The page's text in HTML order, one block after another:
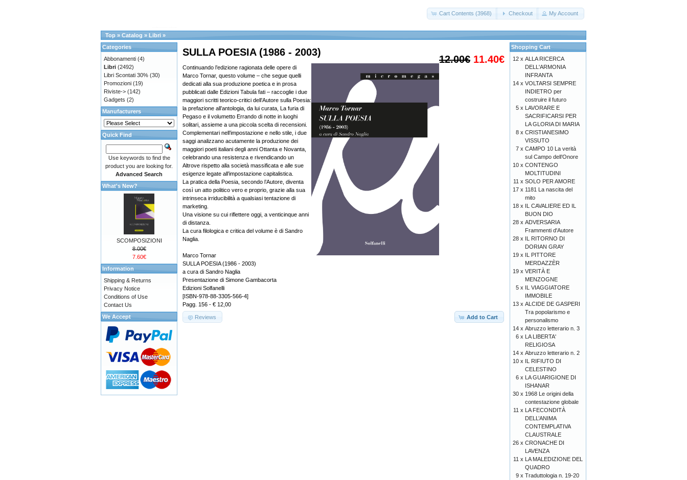
Cart Contents (3968) Checkout My Account
Top » Catalog » Libri »
12.00€ 11.40€
SULLA POESIA (1986 - 2003)
Continuando l’edizione ragionata delle opere di
Marco Tornar, questo volume – che segue quelli
dedicati alla sua produzione poetica e in prosa
pubblicati dalle Edizioni Tabula fati – raccoglie i due
maggiori scritti teorico-critici dell’Autore sulla Poesia:
la prefazione all’antologia, da lui curata, La furia di
Pegaso e il volumetto Errando di notte in luoghi
solitari, assieme a una piccola scelta di recensioni.
Complementari nell’impostazione e nello stile, i due
saggi analizzano acutamente la produzione dei
maggiori poeti italiani degli anni Ottanta e Novanta,
celebrando una resistenza e rivendicando un
Altrove rispetto alla società massificata e alle sue
esigenze legate all’impostazione capitalistica.
La pratica della Poesia, secondo l’Autore, diventa
così un atto politico vero e proprio, grazie alla sua
intrinseca irriducibilità a qualsiasi tentazione di
marketing.
Una visione su cui riflettere oggi, a venticinque anni
di distanza.
La cura filologica e critica del volume è di Sandro
Naglia.
Marco Tornar
SULLA POESIA (1986 - 2003)
a cura di Sandro Naglia
Presentazione di Simone Gambacorta
Edizioni Solfanelli
[ISBN-978-88-3305-566-4]
Pagg. 156 - € 12,00
Add to Cart
Reviews
Categories
Abbonamenti (4)
Libri (2492)
Libri Scontati 30% (30)
Promozioni (19)
Riviste-> (142)
Gadgets (2)
Manufacturers
Quick Find
Use keywords to find the
product you are looking for.
Advanced Search
What's New?
SCOMPOSIZIONI
8.00€
7.60€
Information
Shipping & Returns
Privacy Notice
Conditions of Use
Contact Us
We Accept
Shopping Cart
12 x ALLA RICERCA
DELL'ARMONIA
INFRANTA
14 x VOLTARSI SEMPRE
INDIETRO per
costruire il futuro
5 x LAVORARE E
SACRIFICARSI PER
LA GLORIA DI MARIA
8 x CRISTIANESIMO
VISSUTO
7 x CAMPO 10 La verità
sul Campo dell’Onore
10 x CONTENGO
MOLTITUDINI
11 x SOLO PER AMORE
17 x 1181 La nascita del
mito
18 x IL CAVALIERE ED IL
BUON DIO
28 x ADVERSARIA
Frammenti d'Autore
28 x IL RITORNO DI
DORIAN GRAY
19 x IL PITTORE
MERDAZZÈR
19 x VERITÀ E
MENZOGNE
5 x IL VIAGGIATORE
IMMOBILE
13 x ALCIDE DE GASPERI
Tra popolarismo e
personalismo
14 x Abruzzo letterario n. 3
6 x LA LIBERTA'
RELIGIOSA
14 x Abruzzo letterario n. 2
10 x IL RIFIUTO DI
CELESTINO
6 x LA GUARIGIONE DI
ISHANAR
30 x 1968 Le origini della
contestazione globale
11 x LA FECONDITÀ
DELL’ANIMA
CONTEMPLATIVA
CLAUSTRALE
26 x CRONACHE DI
LAVENZA
11 x LA MALEDIZIONE DEL
QUADRO
9 x Traduttologia n. 19-20